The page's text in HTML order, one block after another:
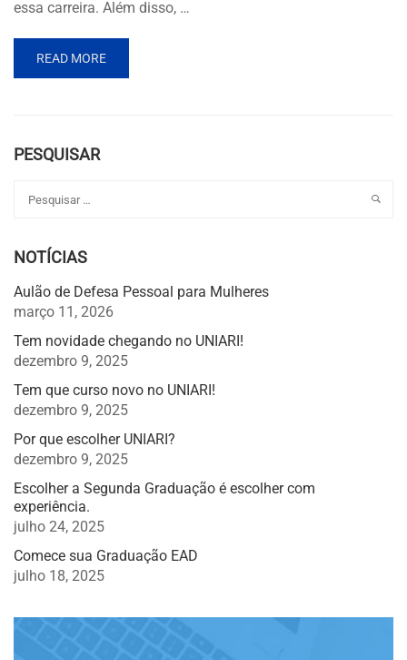
essa carreira. Além disso, …
READ MORE
PESQUISAR
NOTÍCIAS
Aulão de Defesa Pessoal para Mulheres
março 11, 2026
Tem novidade chegando no UNIARI!
dezembro 9, 2025
Tem que curso novo no UNIARI!
dezembro 9, 2025
Por que escolher UNIARI?
dezembro 9, 2025
Escolher a Segunda Graduação é escolher com
experiência.
julho 24, 2025
Comece sua Graduação EAD
julho 18, 2025